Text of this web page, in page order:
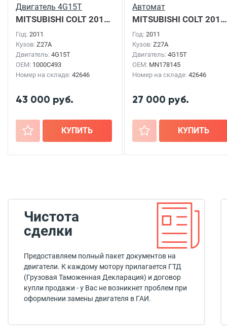
Двигатель 4G15T
MITSUBISHI COLT 2011г.
Год: 2011
Кузов: Z27A
Двигатель: 4G15T
OEM: 1000C493
Номер на складе: 42646
43 000 руб.
+ КУПИТЬ
Автомат
MITSUBISHI COLT 2011г.
Год: 2011
Кузов: Z27A
Двигатель: 4G15T
OEM: MN178145
Номер на складе: 42646
27 000 руб.
+ КУПИТЬ
Чистота
сделки
Предоставляем полный пакет документов на
двигатели. К каждому мотору прилагается ГТД
(Грузовая Таможенная Декларация) и договор
купли продажи - у Вас не возникнет проблем при
оформлении замены двигателя в ГАИ.